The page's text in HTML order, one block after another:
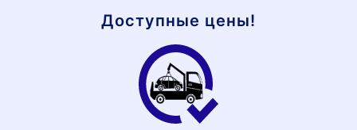
Доступные цены!